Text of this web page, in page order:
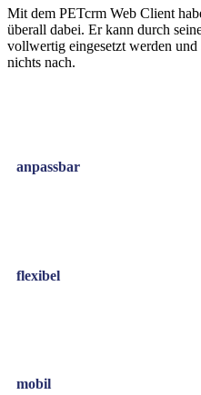
Mit dem PETcrm Web Client
überall dabei. Er kann durch
vollwertig eingesetzt werden
nichts nach.
anpassbar
flexibel
mobil